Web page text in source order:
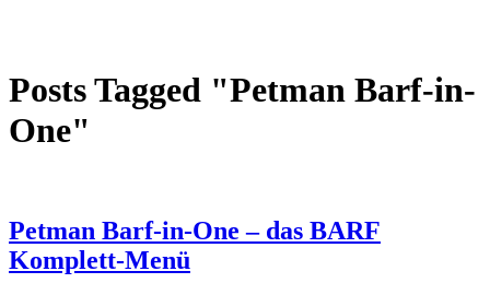
Posts Tagged "Petman Barf-in-
One"
Petman Barf-in-One – das BARF
Komplett-Menü